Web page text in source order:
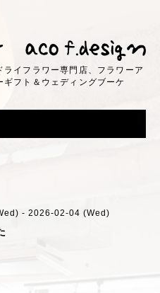
イフラワー専門店、フラワーア
フト＆ウェディングブーケ
- 2026-02-04 (Wed)